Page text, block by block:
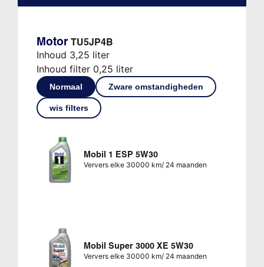
Motor TU5JP4B
Inhoud 3,25 liter
Inhoud filter 0,25 liter
Normaal Zware omstandigheden
wis filters
Mobil 1 ESP 5W30
Ververs elke 30000 km/ 24 maanden
Mobil Super 3000 XE 5W30
Ververs elke 30000 km/ 24 maanden